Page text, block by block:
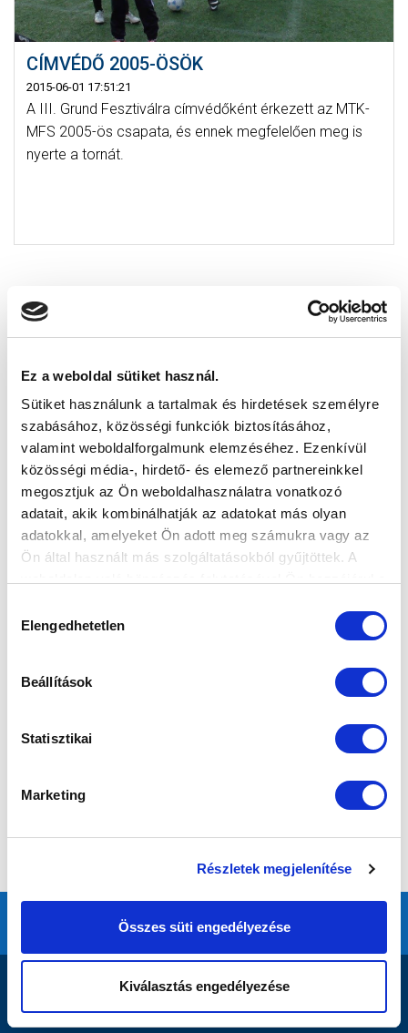
Ez a weboldal sütiket használ.
Sütiket használunk a tartalmak és hirdetések személyre
szabásához, közösségi funkciók biztosításához,
valamint weboldalforgalmunk elemzéséhez. Ezenkívül
közösségi média-, hirdető- és elemező partnereinkkel
megosztjuk az Ön weboldalhasználatra vonatkozó
adatait, akik kombinálhatják az adatokat más olyan
adatokkal, amelyeket Ön adott meg számukra vagy az
Ön által használt más szolgáltatásokból gyűjtöttek. A
kiválasztása
Elengedhetetlen
Beállítások
Statisztikai
Marketing
Részletek megjelenítése
Összes süti engedélyezése
Kiválasztás engedélyezése
CÍMVÉDŐ 2005-ÖSÖK
2015-06-01 17:51:21
A III. Grund Fesztiválra címvédőként érkezett az MTK-
MFS 2005-ös csapata, és ennek megfelelően meg is
nyerte a tornát.
DOKUMENTUMOK
MTK Budapest Zrt. - Független Könyvvizsgálói Jelentés